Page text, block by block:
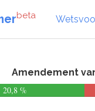
beta
Amendement
20,8 %